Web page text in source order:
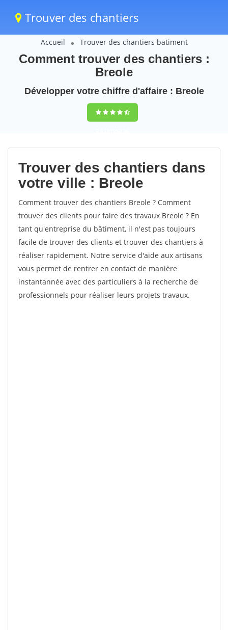
Trouver des chantiers
Accueil Trouver des chantiers batiment
Comment trouver des chantiers :
Breole
Développer votre chiffre d'affaire : Breole
9,5(100%)36
votes
Trouver des chantiers dans
votre ville : Breole
Comment trouver des chantiers Breole ? Comment
trouver des clients pour faire des travaux Breole ? En
tant qu'entreprise du bâtiment, il n'est pas toujours
facile de trouver des clients et trouver des chantiers à
réaliser rapidement. Notre service d'aide aux artisans
vous permet de rentrer en contact de manière
instantannée avec des particuliers à la recherche de
professionnels pour réaliser leurs projets travaux.